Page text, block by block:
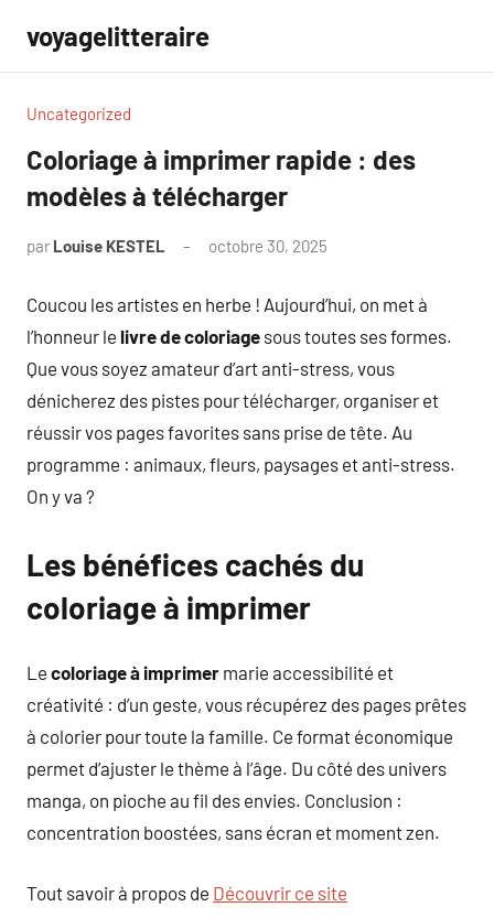
contenu
voyagelitteraire
Uncategorized
Coloriage à imprimer rapide : des
modèles à télécharger
par Louise KESTEL octobre 30, 2025
Coucou les artistes en herbe ! Aujourd’hui, on met à
l’honneur le livre de coloriage sous toutes ses formes.
Que vous soyez amateur d’art anti-stress, vous
dénicherez des pistes pour télécharger, organiser et
réussir vos pages favorites sans prise de tête. Au
programme : animaux, fleurs, paysages et anti-stress.
On y va ?
Les bénéfices cachés du
coloriage à imprimer
Le coloriage à imprimer marie accessibilité et
créativité : d’un geste, vous récupérez des pages prêtes
à colorier pour toute la famille. Ce format économique
permet d’ajuster le thème à l’âge. Du côté des univers
manga, on pioche au fil des envies. Conclusion :
concentration boostées, sans écran et moment zen.
Tout savoir à propos de Découvrir ce site